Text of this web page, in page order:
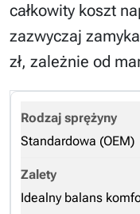
całkowity koszt
zazwyczaj
zł, zależnie od
Standardowa (OEM)
Idealny balans